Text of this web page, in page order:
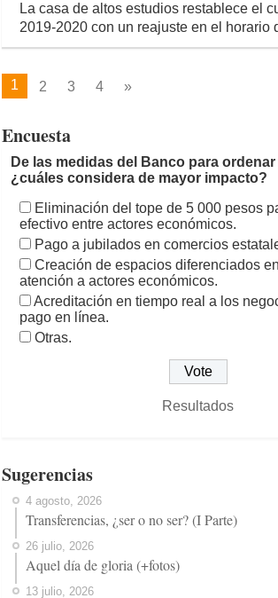
La casa de altos estudios restablece el
2019-2020 con un reajuste en el horario
1 2 3 4 »
Encuesta
De las medidas del Banco para
¿cuáles considera de mayor impacto?
Eliminación del tope de 5 000 pesos
efectivo entre actores económicos.
Pago a jubilados en comercios
Creación de espacios diferenciados
atención a actores económicos.
Acreditación en tiempo real a los
pago en línea.
Otras.
Resultados
Sugerencias
4 agosto, 2026
Transferencias, ¿ser o no ser? (I Parte)
26 julio, 2026
Aquel día de gloria (+fotos)
13 julio, 2026